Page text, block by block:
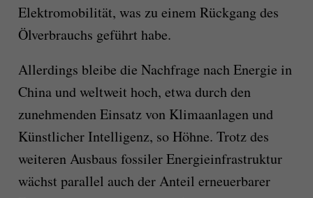
Elektromobilität, was zu einem Rückgang des
Ölverbrauchs geführt habe.
Allerdings bleibe die Nachfrage nach Energie in
China und weltweit hoch, etwa durch den
zunehmenden Einsatz von Klimaanlagen und
Künstlicher Intelligenz, so Höhne. Trotz des
weiteren Ausbaus fossiler Energieinfrastruktur
wächst parallel auch der Anteil erneuerbarer